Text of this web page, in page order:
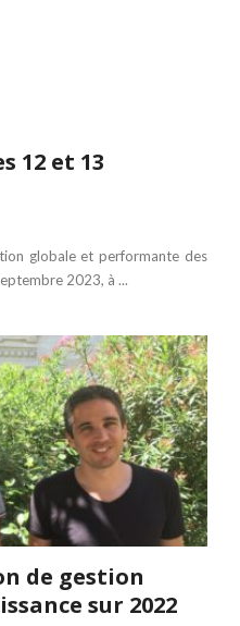
12 et 13
globale et performante des
2023, à ...
de gestion
sur 2022